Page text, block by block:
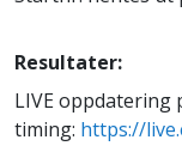
Resultater:
LIVE oppdatering
timing: https://